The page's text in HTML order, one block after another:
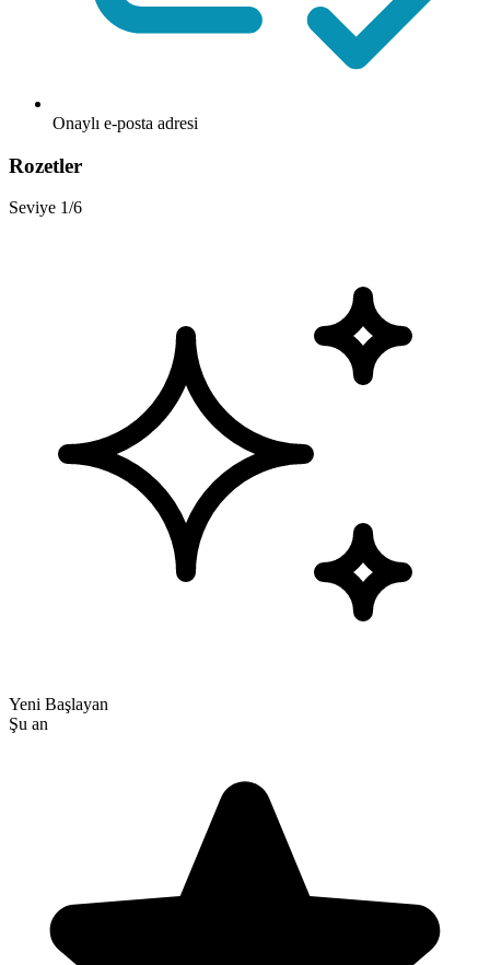
Onaylı e-posta adresi
Rozetler
Seviye 1/6
Yeni Başlayan
Şu an